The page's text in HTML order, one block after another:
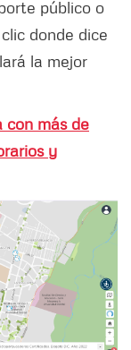
público o
donde dice
la mejor
con más de
y